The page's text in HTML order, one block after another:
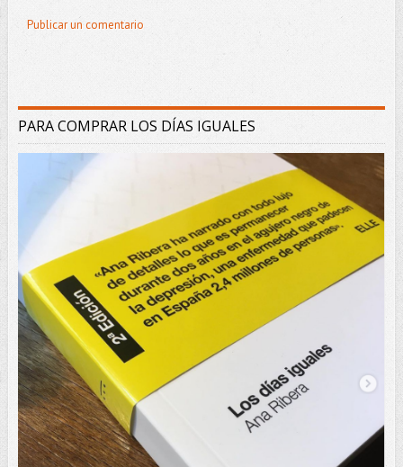
Publicar un comentario
PARA COMPRAR LOS DÍAS IGUALES